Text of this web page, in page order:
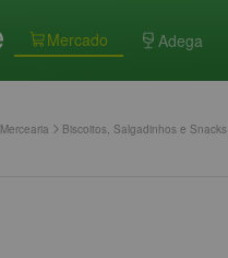
Mercado Adega
Mercearia Biscoitos, Salgadinhos e Snacks